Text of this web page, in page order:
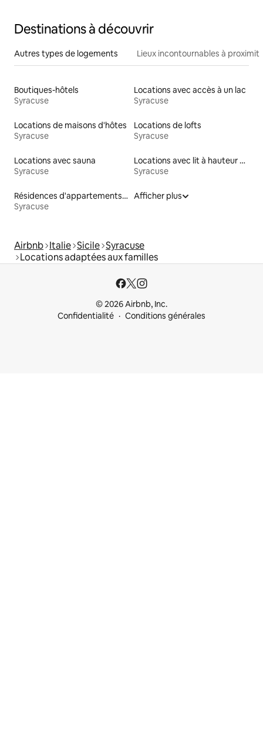
Destinations à découvrir
Autres types de logements Lieux incontournables à
Boutiques-hôtels
Syracuse
Locations avec accès à un lac
Syracuse
Locations de maisons d'hôtes
Syracuse
Locations de lofts
Syracuse
Locations avec sauna
Syracuse
Locations avec lit à hauteur adaptée
Syracuse
Résidences d'appartements en location
Syracuse
Afficher plus
Airbnb Italie Sicile Syracuse
Locations adaptées aux familles
© 2026 Airbnb, Inc.
Confidentialité
Conditions générales